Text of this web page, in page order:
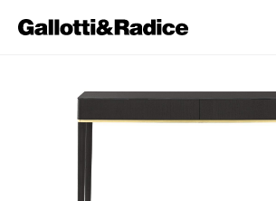
AGGIUNTO ALLA WISHLIST